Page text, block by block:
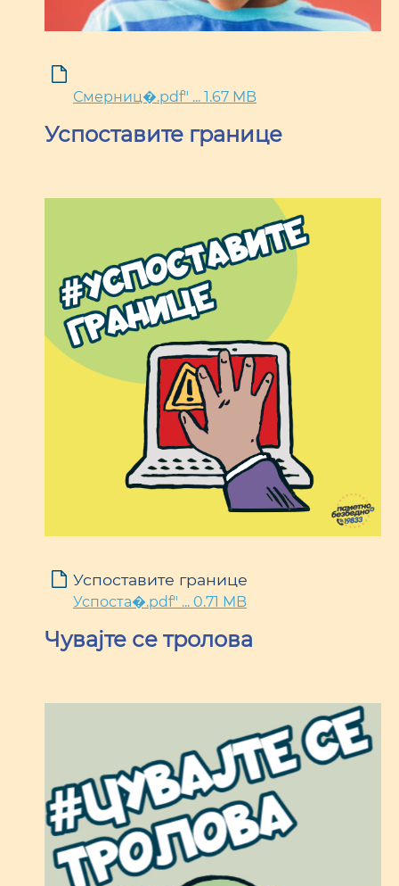
Смерниц�.pdf" ... 1.67 MB
Успоставите границе
Успоставите границе
Успоста�.pdf" ... 0.71 MB
Чувајте се тролова